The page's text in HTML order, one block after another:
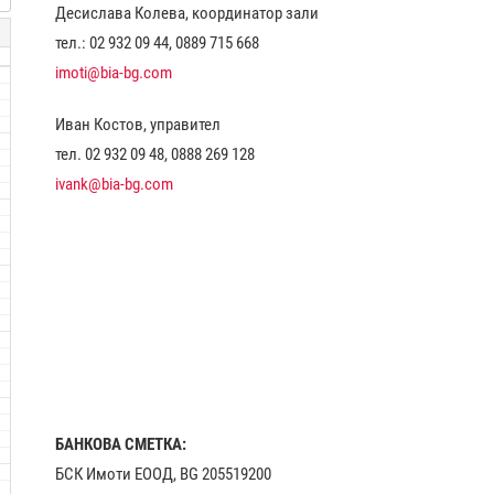
Десислава Колева, координатор зали
тел.: 02 932 09 44, 0889 715 668
imoti@bia-bg.com
Иван Костов, управител
тел. 02 932 09 48, 0888 269 128
ivank@bia-bg.com
БАНКОВА СМЕТКА:
БСК Имоти ЕООД, BG 205519200